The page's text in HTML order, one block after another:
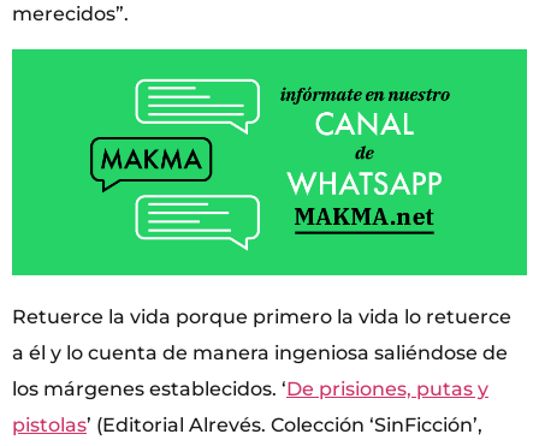
merecidos”.
Retuerce la vida porque primero la vida lo retuerce
a él y lo cuenta de manera ingeniosa saliéndose de
los márgenes establecidos. ‘De prisiones, putas y
pistolas’ (Editorial Alrevés. Colección ‘SinFicción’,